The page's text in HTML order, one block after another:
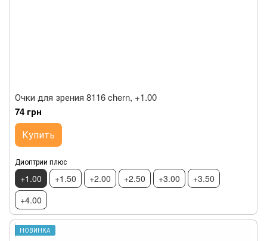
Очки для зрения 8116 chern, +1.00
74 грн
Купить
Диоптрии плюс
+1.00 +1.50 +2.00 +2.50 +3.00
+3.50
+4.00
НОВИНКА